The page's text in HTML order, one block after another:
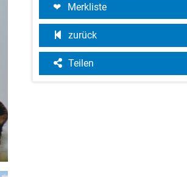
Merkliste
zurück
Teilen